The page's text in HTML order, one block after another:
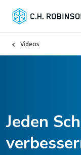
Videos
Jeden